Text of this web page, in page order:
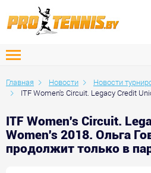
Главная Новости
Новости
ITF Women's Circuit. Legacy Credit
ITF Women's Circuit.
Women's 2018. Ольга
продолжит только в